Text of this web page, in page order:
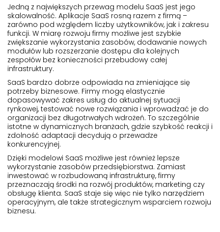
Jedną z największych przewag modelu SaaS jest jego
skalowalność. Aplikacje SaaS rosną razem z firmą –
zarówno pod względem liczby użytkowników, jak i zakresu
funkcji. W miarę rozwoju firmy możliwe jest szybkie
zwiększanie wykorzystania zasobów, dodawanie nowych
modułów lub rozszerzanie dostępu dla kolejnych
zespołów bez konieczności przebudowy całej
infrastruktury.
SaaS bardzo dobrze odpowiada na zmieniające się
potrzeby biznesowe. Firmy mogą elastycznie
dopasowywać zakres usług do aktualnej sytuacji
rynkowej, testować nowe rozwiązania i wprowadzać je do
organizacji bez długotrwałych wdrożeń. To szczególnie
istotne w dynamicznych branżach, gdzie szybkość reakcji i
zdolność adaptacji decydują o przewadze
konkurencyjnej.
Dzięki modelowi SaaS możliwe jest również lepsze
wykorzystanie zasobów przedsiębiorstwa. Zamiast
inwestować w rozbudowaną infrastrukturę, firmy
przeznaczają środki na rozwój produktów, marketing czy
obsługę klienta. SaaS staje się więc nie tylko narzędziem
operacyjnym, ale także strategicznym wsparciem rozwoju
biznesu.